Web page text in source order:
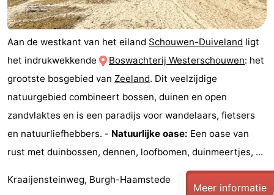
centra
Dorpen
&
Steden
Natuur
Rondleidingen
Sporten
-
Zwembaden
-
Fietsen
-
Aan de westkant van het eiland Schouwen-Duiveland ligt
het indrukwekkende
Boswachterij Westerschouwen: het
grootste bosgebied van Zeeland. Dit veelzijdige
natuurgebied combineert bossen, duinen en open
zandvlaktes en is een paradijs voor wandelaars, fietsers
en natuurliefhebbers. - Natuurlijke oase: Een oase van
rust met duinbossen, dennen, loofbomen, duinmeertjes, ...
Kraaijensteinweg, Burgh-Haamstede
Meer informatie